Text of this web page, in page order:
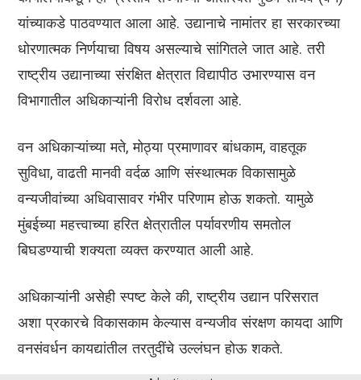
यांच्याकडे पाठवण्यात आला आहे. उद्यानाचे नामांतर हा सरकारच्या
धोरणात्मक निर्णयाचा विषय असल्याचे सांगितले जात आहे. तरी
राष्ट्रीय उद्यानाच्या संरक्षित क्षेत्रात विद्यापीठ उभारण्यास वन
विभागातील अधिकाऱ्यांनी विरोध दर्शवला आहे.
वन अधिकाऱ्यांच्या मते, मोठ्या प्रमाणावर बांधकाम, वाहतूक
सुविधा, वाढती मानवी वर्दळ आणि संस्थात्मक विकासामुळे
वन्यजीवांच्या अधिवासावर गंभीर परिणाम होऊ शकतो. यामुळे
मुंबईच्या महत्त्वाच्या हरित क्षेत्रातील पर्यावरणीय समतोल
बिघडण्याची शक्यता व्यक्त करण्यात आली आहे.
अधिकाऱ्यांनी असेही स्पष्ट केले की, राष्ट्रीय उद्यान परिसरात
अशा प्रकारचे विकासकाम केल्यास वन्यजीव संरक्षण कायदा आणि
वनसंवर्धन कायद्यांतील तरतुदींचे उल्लंघन होऊ शकते.